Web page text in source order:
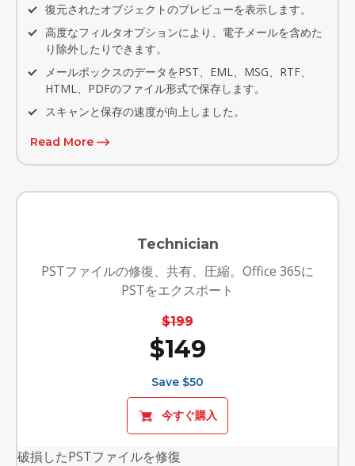
復元されたオブジェクトのプレビューを表示します。
高度なフィルタオプションにより、電子メールを含めた
り除外したりできます。
メールボックスのデータをPST、EML、MSG、RTF、
HTML、PDFのファイル形式で保存します。
スキャンと保存の速度が向上しました。
Read More
Technician
PSTファイルの修復、共有、圧縮。Office 365に
PSTをエクスポート
$199
$149
Save $50
今すぐ購入
破損したPSTファイルを修復